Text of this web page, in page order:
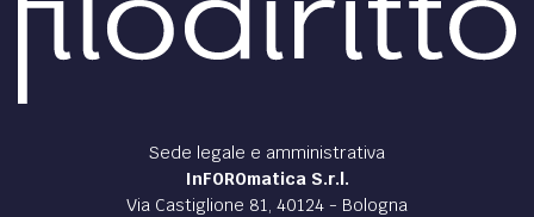
Sede legale e amministrativa
InFOROmatica S.r.l.
Via Castiglione 81, 40124 - Bologna